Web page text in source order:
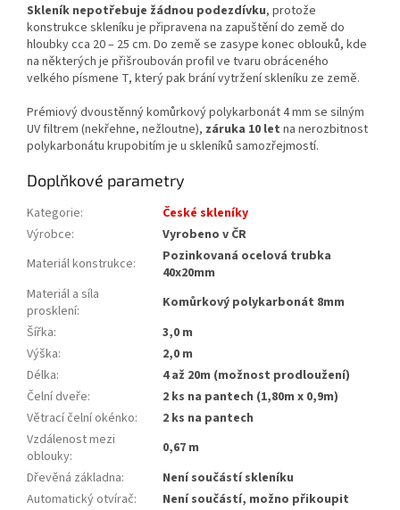
Skleník nepotřebuje žádnou podezdívku, protože
konstrukce skleníku je připravena na zapuštění do země do
hloubky cca 20 – 25 cm. Do země se zasype konec oblouků, kde
na některých je přišroubován profil ve tvaru obráceného
velkého písmene T, který pak brání vytržení skleníku ze země.
Prémiový dvoustěnný komůrkový polykarbonát 4 mm se silným
UV filtrem (nekřehne, nežloutne), záruka 10 let na nerozbitnost
polykarbonátu krupobitím je u skleníků samozřejmostí.
Doplňkové parametry
Kategorie:
České skleníky
Výrobce:
Vyrobeno v ČR
Materiál konstrukce:
Pozinkovaná ocelová trubka
40x20mm
Materiál a síla
prosklení:
Komůrkový polykarbonát 8mm
Šířka:
3,0 m
Výška:
2,0 m
Délka:
4 až 20m (možnost prodloužení)
Čelní dveře:
2 ks na pantech (1,80m х 0,9m)
Větrací čelní okénko:
2 ks na pantech
Vzdálenost mezi
oblouky:
0,67 m
Dřevěná základna:
Není součástí skleníku
Automatický otvírač:
Není součástí, možno přikoupit